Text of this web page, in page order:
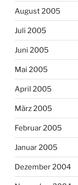
August 2005
Juli 2005
Juni 2005
Mai 2005
April 2005
März 2005
Februar 2005
Januar 2005
Dezember 2004